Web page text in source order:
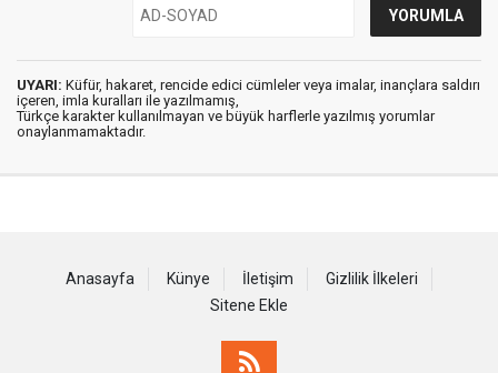
UYARI: Küfür, hakaret, rencide edici cümleler veya imalar, inançlara saldırı
içeren, imla kuralları ile yazılmamış,
Türkçe karakter kullanılmayan ve büyük harflerle yazılmış yorumlar
onaylanmamaktadır.
Anasayfa Künye İletişim
Gizlilik İlkeleri
Sitene Ekle